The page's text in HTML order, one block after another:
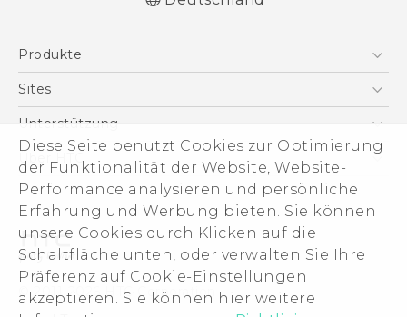
Diese Seite benutzt Cookies zur Optimierung
der Funktionalität der Website, Website-
Performance analysieren und persönliche
Erfahrung und Werbung bieten. Sie können
unsere Cookies durch Klicken auf die
Schaltfläche unten, oder verwalten Sie Ihre
Präferenz auf Cookie-Einstellungen
akzeptieren. Sie können hier weitere
behördliche Bestimmungen
English - Quick start guide
English - User manual
English - Safety and regulatory guide
Produkte
Smartphones
VIVE
Zubehör
Sites
HTC Dev
HTC Vive
Unterstützung
Unterstützung
eCommerce Support
Über HTC
ESG
Impressum
Investor
Cookie Preferences
Offene Stellen
© 2011-2026 HTC Corporation